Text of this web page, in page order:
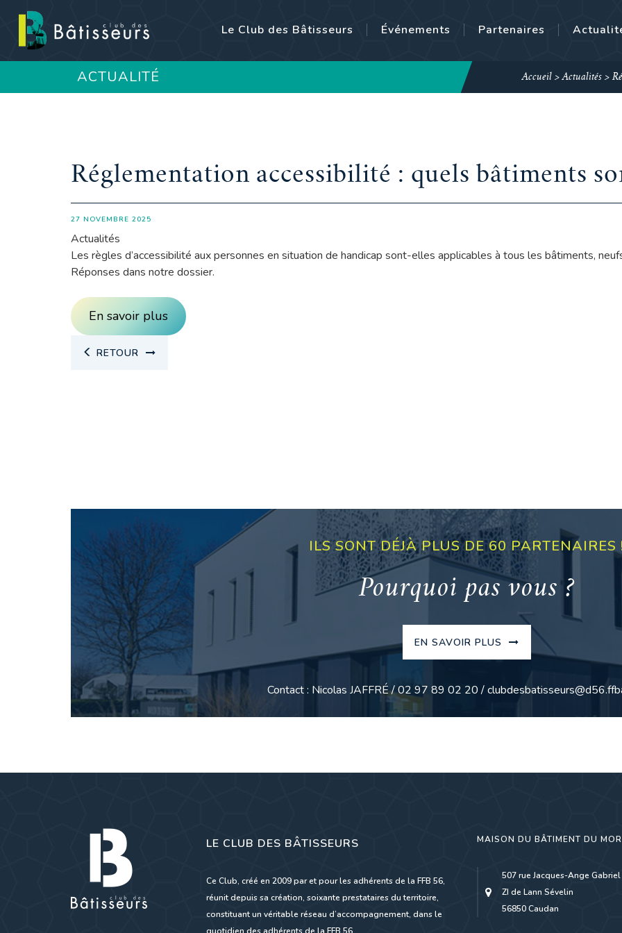
Le Club des Bâtisseurs Événements Partenaires
ACTUALITÉ Accueil >Actualités >
Réglementation accessibilité : quels bâtiments
27 NOVEMBRE 2025
Actualités
Les règles d’accessibilité aux personnes en situation de handicap sont-elles applicables à tous les bâtiments,
Réponses dans notre dossier.
En savoir plus
RETOUR
ILS SONT DÉJÀ PLUS DE 60 PARTENAIRES
Pourquoi pas vous ?
EN SAVOIR PLUS
Contact : Nicolas JAFFRÉ / 02 97 89 02 20 /
LE CLUB DES BÂTISSEURS
Ce Club, créé en 2009 par et pour les adhérents de la FFB 56,
réunit depuis sa création, soixante prestataires du territoire,
constituant un véritable réseau d’accompagnement, dans le
MAISON DU BÂTIMENT DU
507 rue Jacques-Ange Gabriel
ZI de Lann Sévelin
56850 Caudan